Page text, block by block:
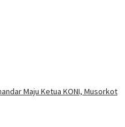
Maju Ketua KONI, Musorkot